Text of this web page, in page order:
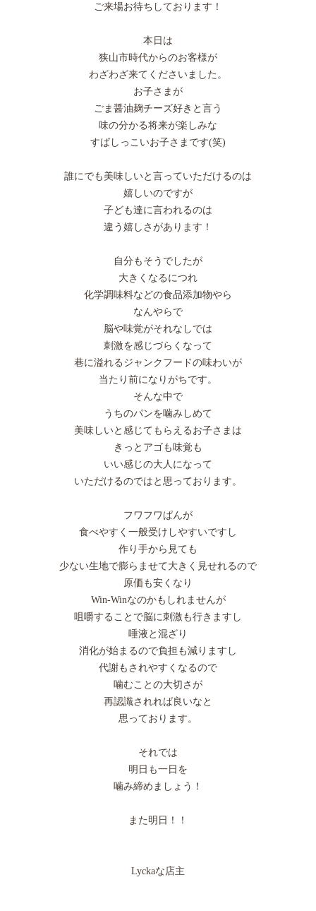
ご来場お待ちしております！
本日は
狭山市時代からのお客様が
わざわざ来てくださいました。
お子さまが
ごま醤油麹チーズ好きと言う
味の分かる将来が楽しみな
すばしっこいお子さまです(笑)
誰にでも美味しいと言っていただけるのは
嬉しいのですが
子ども達に言われるのは
違う嬉しさがあります！
自分もそうでしたが
大きくなるにつれ
化学調味料などの食品添加物やら
なんやらで
脳や味覚がそれなしでは
刺激を感じづらくなって
巷に溢れるジャンクフードの味わいが
当たり前になりがちです。
そんな中で
うちのパンを噛みしめて
美味しいと感じてもらえるお子さまは
きっとアゴも味覚も
いい感じの大人になって
いただけるのではと思っております。
フワフワぱんが
食べやすく一般受けしやすいですし
作り手から見ても
少ない生地で膨らませて大きく見せれるので
原価も安くなり
Win-Winなのかもしれませんが
咀嚼することで脳に刺激も行きますし
唾液と混ざり
消化が始まるので負担も減りますし
代謝もされやすくなるので
噛むことの大切さが
再認識されれば良いなと
思っております。
それでは
明日も一日を
噛み締めましょう！
また明日！！
Lyckaな店主